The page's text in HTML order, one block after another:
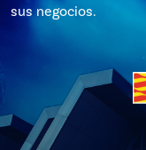
sus negocios.